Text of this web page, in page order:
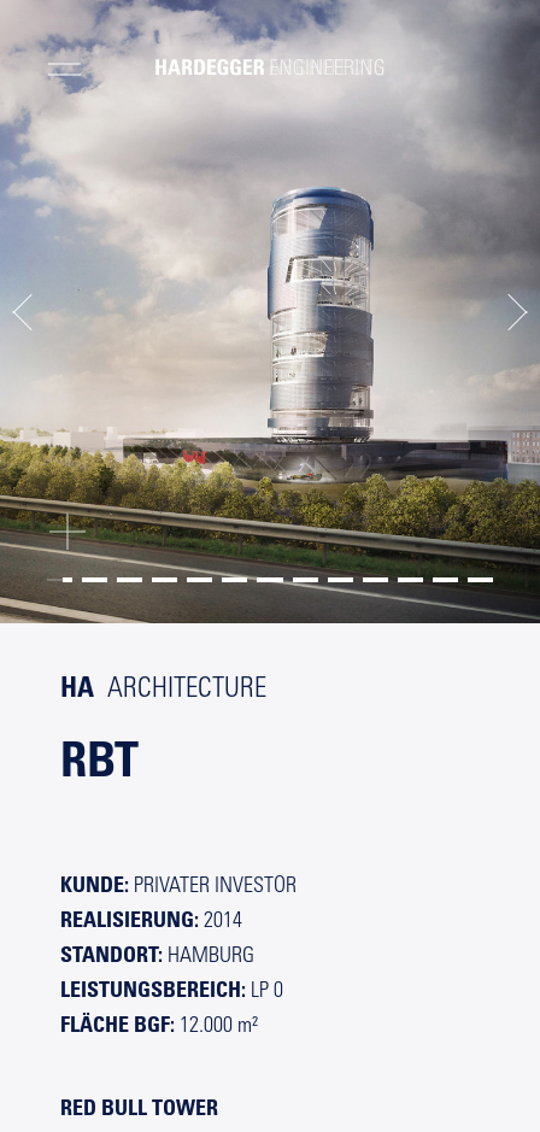
HA ARCHITECTURE
RBT
KUNDE: PRIVATER INVESTOR
REALISIERUNG: 2014
STANDORT: HAMBURG
LEISTUNGSBEREICH: LP 0
FLÄCHE BGF: 12.000 m²
RED BULL TOWER